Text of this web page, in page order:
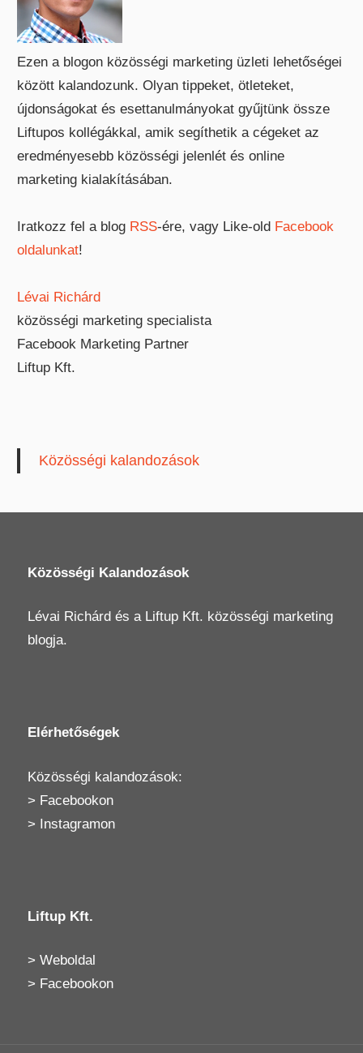
Ezen a blogon közösségi marketing üzleti lehetőségei
között kalandozunk. Olyan tippeket, ötleteket,
újdonságokat és esettanulmányokat gyűjtünk össze
Liftupos kollégákkal, amik segíthetik a cégeket az
eredményesebb közösségi jelenlét és online
marketing kialakításában.
Iratkozz fel a blog RSS-ére, vagy Like-old Facebook
oldalunkat!
Lévai Richárd
közösségi marketing specialista
Facebook Marketing Partner
Liftup Kft.
Közösségi kalandozások
Közösségi Kalandozások
Lévai Richárd és a Liftup Kft. közösségi marketing
blogja.
Elérhetőségek
Közösségi kalandozások:
> Facebookon
> Instagramon
Liftup Kft.
> Weboldal
> Facebookon